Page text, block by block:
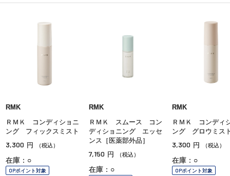
RMK
ＲＭＫ コンディショニ
ング フィックスミスト
3,300 円 （税込）
在庫：○
OPポイント対象
RMK
ＲＭＫ スムース コン
ディショニング エッセ
ンス［医薬部外品］
7,150 円 （税込）
在庫：○
RMK
ＲＭＫ コンディ
ング グロウミス
3,300 円 （税込）
在庫：○
OPポイント対象